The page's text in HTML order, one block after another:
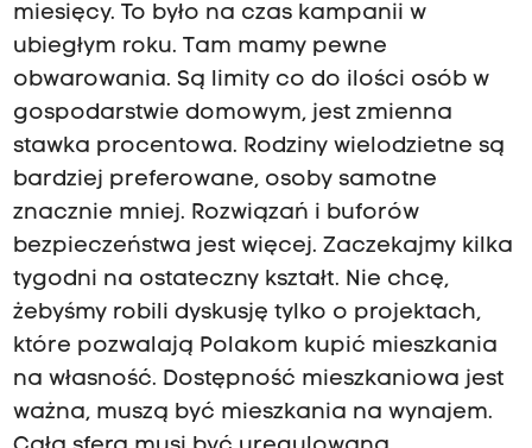
miesięcy. To było na czas kampanii w
ubiegłym roku. Tam mamy pewne
obwarowania. Są limity co do ilości osób w
gospodarstwie domowym, jest zmienna
stawka procentowa. Rodziny wielodzietne są
bardziej preferowane, osoby samotne
znacznie mniej. Rozwiązań i buforów
bezpieczeństwa jest więcej. Zaczekajmy kilka
tygodni na ostateczny kształt. Nie chcę,
żebyśmy robili dyskusję tylko o projektach,
które pozwalają Polakom kupić mieszkania
na własność. Dostępność mieszkaniowa jest
ważna, muszą być mieszkania na wynajem.